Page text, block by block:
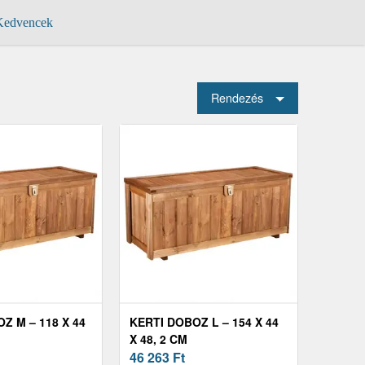
Rendezés
M – 118 X 44
KERTI DOBOZ L – 154 X 44
X 48, 2 CM
46 263 Ft